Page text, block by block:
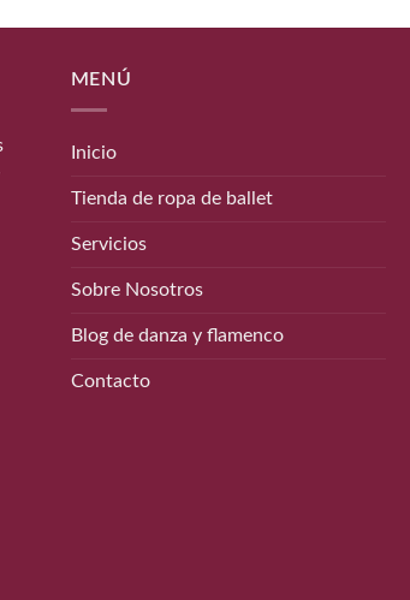
MENÚ
Inicio
Tienda de ropa de ballet
Servicios
Sobre Nosotros
Blog de danza y flamenco
Contacto